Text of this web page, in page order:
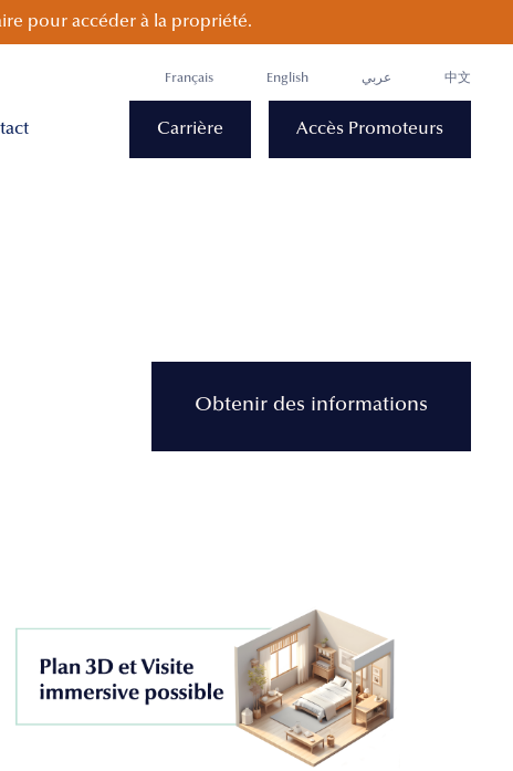
pour accéder à la propriété.
Français English عربي 中文
Carrière Accès Promoteurs
Obtenir des informations